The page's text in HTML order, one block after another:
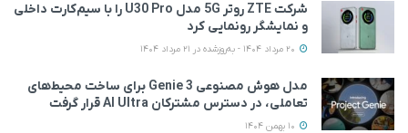
شرکت ZTE روتر 5G مدل U30 Pro را با سیم‌کارت داخلی
و نمایشگر رونمایی کرد
مدل هوش مصنوعی Genie 3 برای ساخت محیط‌های
تعاملی، در دسترس مشترکان AI Ultra قرار گرفت